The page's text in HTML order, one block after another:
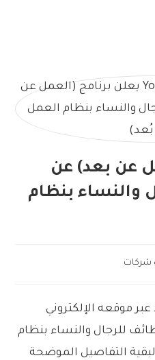
عن بعد) عن
والنساء بنظام
شركات
عبر موقعه الإلكتروني
للرجال والنساء بنظام
لبقية التفاصيل الموضحة